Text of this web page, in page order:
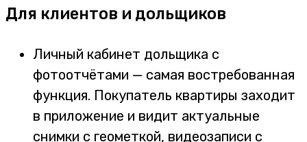
Для клиентов и дольщиков
Личный кабинет дольщика с
фотоотчётами — самая востребованная
функция. Покупатель квартиры заходит
в приложение и видит актуальные
снимки с геометкой, видеозаписи с